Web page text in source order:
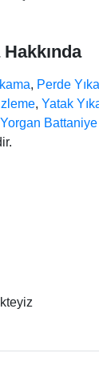
, Perde
, Yatak
Yorgan Battaniye